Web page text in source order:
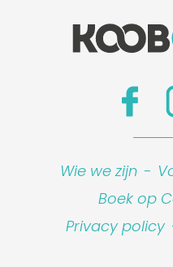
Wie we zijn -
Boek op
Privacy policy